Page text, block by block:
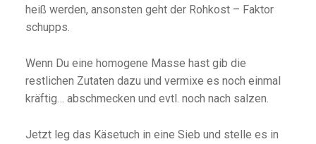
heiß werden, ansonsten geht der Rohkost – Faktor
schupps.
Wenn Du eine homogene Masse hast gib die
restlichen Zutaten dazu und vermixe es noch einmal
kräftig… abschmecken und evtl. noch nach salzen.
Jetzt leg das Käsetuch in eine Sieb und stelle es in